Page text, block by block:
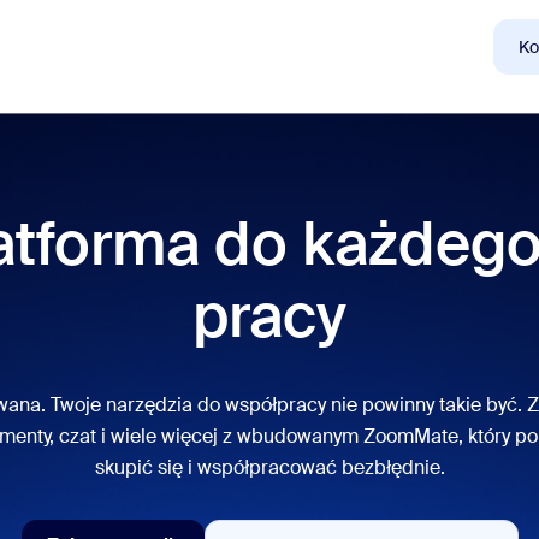
topie, co jest modne, co budzi ciekawość – rozwiązania, którymi teraz
do
pracy
Twoje narzędzia do współpracy nie powinny takie być.
czat i wiele więcej z wbudowanym ZoomMate, który
skupić się i współpracować bezbłędnie.